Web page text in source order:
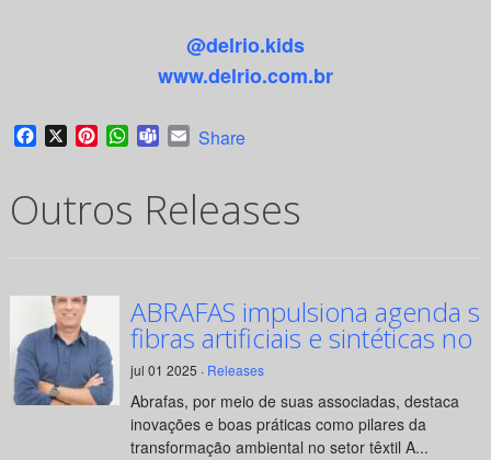
@delrio.kids
www.delrio.com.br
Facebook
X PinterestWhatsApp
TeamsEmail
Share
Outros Releases
ABRAFAS impulsiona agenda
fibras artificiais e sintéticas no
jul 01 2025 · Releases
Abrafas, por meio de suas associadas, destaca
inovações e boas práticas como pilares da
transformação ambiental no setor têxtil A...